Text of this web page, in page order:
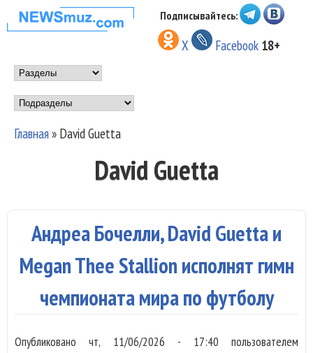
Перейти к основному
содержанию
НОВОСТИ
МУЗЫКИ И
ШОУ БИЗНЕСА
NEWSMUZ.COM
Подписывайтесь:
X Facebook 18+
Main menu
Подразделы
Главная» David Guetta
David Guetta
Андреа Бочелли, David Guetta и
Megan Thee Stallion исполнят гимн
чемпионата мира по футболу
Опубликованочт, 11/06/2026 - 17:40 пользователем